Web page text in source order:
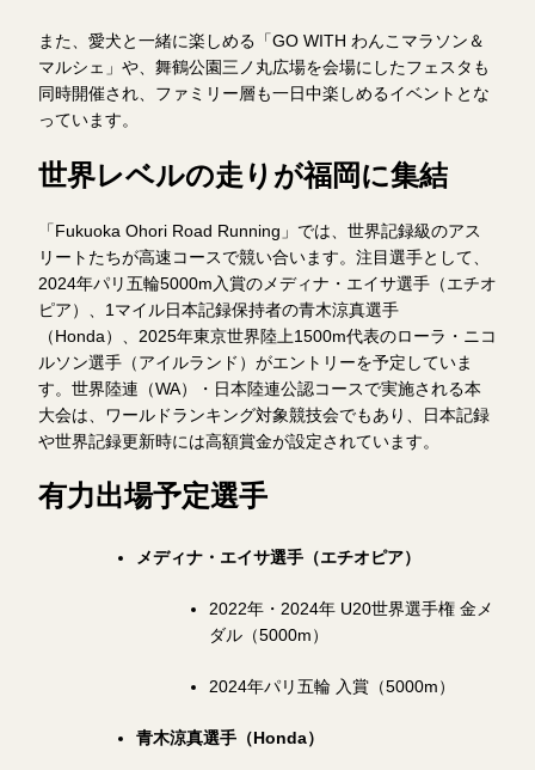
また、愛犬と一緒に楽しめる「GO WITH わんこマラソン＆
マルシェ」や、舞鶴公園三ノ丸広場を会場にしたフェスタも
同時開催され、ファミリー層も一日中楽しめるイベントとな
っています。
世界レベルの走りが福岡に集結
「Fukuoka Ohori Road Running」では、世界記録級のアス
リートたちが高速コースで競い合います。注目選手として、
2024年パリ五輪5000m入賞のメディナ・エイサ選手（エチオ
ピア）、1マイル日本記録保持者の青木涼真選手
（Honda）、2025年東京世界陸上1500m代表のローラ・ニコ
ルソン選手（アイルランド）がエントリーを予定していま
す。世界陸連（WA）・日本陸連公認コースで実施される本
大会は、ワールドランキング対象競技会でもあり、日本記録
や世界記録更新時には高額賞金が設定されています。
有力出場予定選手
メディナ・エイサ選手（エチオピア）
2022年・2024年 U20世界選手権 金メ
ダル（5000m）
2024年パリ五輪 入賞（5000m）
青木涼真選手（Honda）